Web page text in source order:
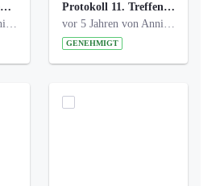
Protokoll 12. Treffen 20150921 AG Bismarckplatz.pdf
vor 5 Jahren von Anni Schlumberger
Protokoll 11. Treffen 20150901 AG Bismarckplatz.pdf
vor 5 Jahren von Anni Schlumberger
GENEHMIGT